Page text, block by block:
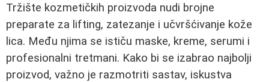
Tržište kozmetičkih proizvoda nudi brojne
preparate za lifting, zatezanje i učvršćivanje kože
lica. Među njima se ističu maske, kreme, serumi i
profesionalni tretmani. Kako bi se izabrao najbolji
proizvod, važno je razmotriti sastav, iskustva